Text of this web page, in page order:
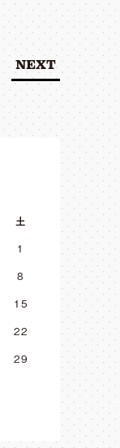
NEXT
土
1
8
15
22
29